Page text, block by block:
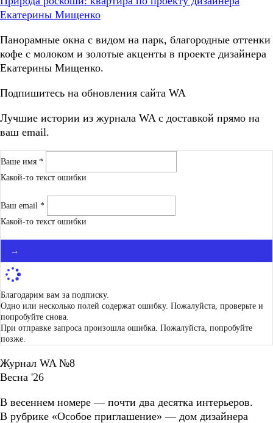
Екатерины Мищенко
Панорамные окна с видом на парк, благородные оттенки
кофе с молоком и золотые акценты в проекте дизайнера
Екатерины Мищенко.
Подпишитесь на обновления сайта WA
Лучшие истории из журнала WA c доставкой прямо на
ваш email.
Ваше имя *
Какой-то текст ошибки
Ваш email *
Какой-то текст ошибки
→
Благодарим вам за подписку.
Одно или несколько полей содержат ошибку. Пожалуйста, проверьте и
попробуйте снова.
При отправке запроса произошла ошибка. Пожалуйста, попробуйте
позже.
Журнал WA №8
Весна '26
В весеннем номере — почти два десятка интерьеров.
В рубрике «Особое приглашение» — дом дизайнера